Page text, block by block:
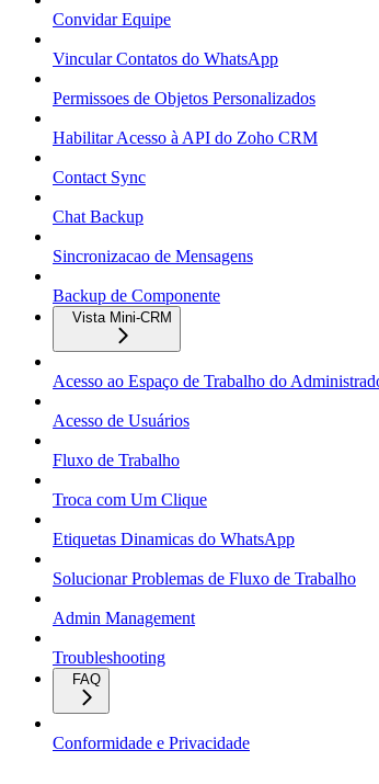
Convidar Equipe
Vincular Contatos do WhatsApp
Permissoes de Objetos Personalizados
Habilitar Acesso à API do Zoho CRM
Contact Sync
Chat Backup
Sincronizacao de Mensagens
Backup de Componente
Vista Mini-CRM
Acesso ao Espaço de Trabalho do
Acesso de Usuários
Fluxo de Trabalho
Troca com Um Clique
Etiquetas Dinamicas do WhatsApp
Solucionar Problemas de Fluxo de Trabalho
Admin Management
Troubleshooting
FAQ
Conformidade e Privacidade